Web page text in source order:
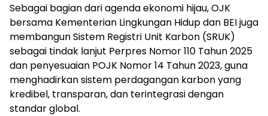
Sebagai bagian dari agenda ekonomi hijau, OJK
bersama Kementerian Lingkungan Hidup dan BEI juga
membangun Sistem Registri Unit Karbon (SRUK)
sebagai tindak lanjut Perpres Nomor 110 Tahun 2025
dan penyesuaian POJK Nomor 14 Tahun 2023, guna
menghadirkan sistem perdagangan karbon yang
kredibel, transparan, dan terintegrasi dengan
standar global.